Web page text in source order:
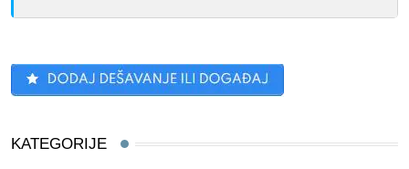
KATEGORIJE